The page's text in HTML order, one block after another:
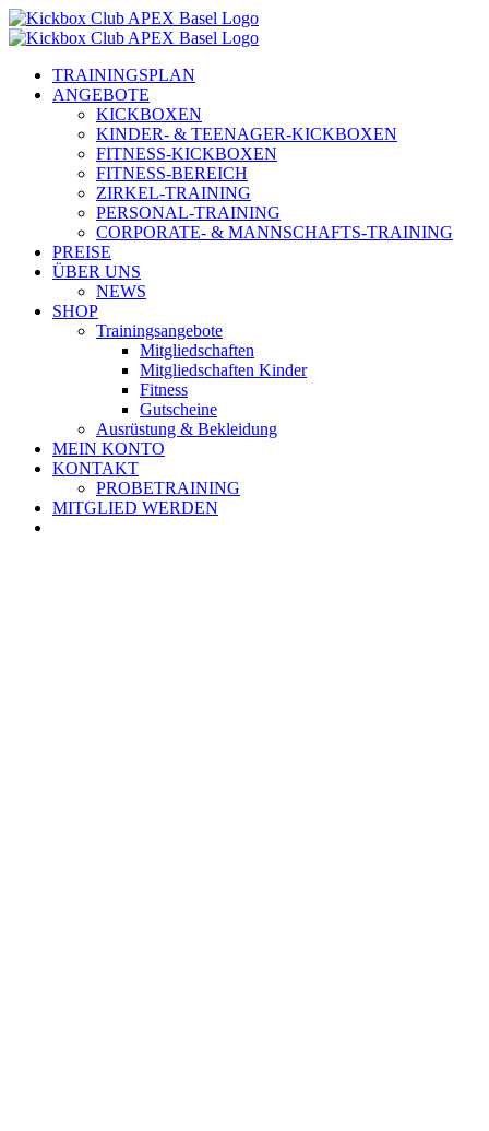
Zum
Inhalt
TRAININGSPLAN
ANGEBOTE
KICKBOXEN
KINDER- & TEENAGER-KICKBOXEN
FITNESS-KICKBOXEN
FITNESS-BEREICH
ZIRKEL-TRAINING
PERSONAL-TRAINING
CORPORATE- & MANNSCHAFTS-TRAINING
PREISE
ÜBER UNS
NEWS
SHOP
Trainingsangebote
Mitgliedschaften
Mitgliedschaften Kinder
Fitness
Gutscheine
Ausrüstung & Bekleidung
MEIN KONTO
KONTAKT
PROBETRAINING
MITGLIED WERDEN